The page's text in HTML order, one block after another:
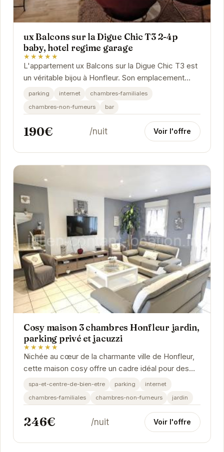
ux Balcons sur la Digue Chic T3 2-4p
baby, hotel regime garage
★★★★★
L'appartement ux Balcons sur la Digue Chic T3 est
un véritable bijou à Honfleur. Son emplacement
privilégié, à proximité du Vieux Bassin et des...
parking internet
chambres-familiales
chambres-non-fumeurs
bar
190€ /nuit Voir l'offre
Cosy maison 3 chambres Honfleur jardin,
parking privé et jacuzzi
★★★★★
Nichée au cœur de la charmante ville de Honfleur,
cette maison cosy offre un cadre idéal pour des
vacances reposantes. Ses trois chambres...
spa-et-centre-de-bien-etre parking
internet
chambres-familiales
chambres-non-fumeurs jardin
246€ /nuit Voir l'offre